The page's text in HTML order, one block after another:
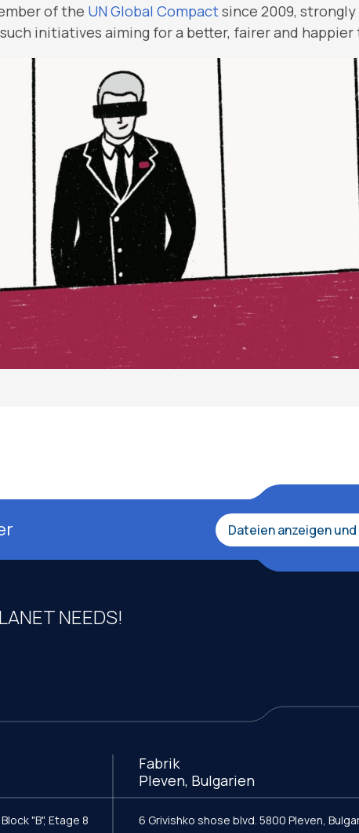
of the UN Global Compactsince 2009,
initiatives aiming for a better, fairer and happier
Dateien anzeigen
NEEDS!
"B", Etage 8
Fabrik
Pleven, Bulgarien
6 Grivishko shose blvd. 5800 Pleven,